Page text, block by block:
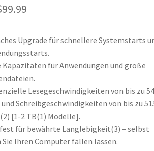
99.99
ist:
$99.99.
Upgrade für schnellere Systemstarts
Kapazitäten für Anwendungen und große
Lesegeschwindigkeiten von bis zu
und Schreibgeschwindigkeiten von bis zu
[1-2 TB(1) Modelle].
für bewährte Langlebigkeit(3) – selbst
Sie Ihren Computer fallen lassen.